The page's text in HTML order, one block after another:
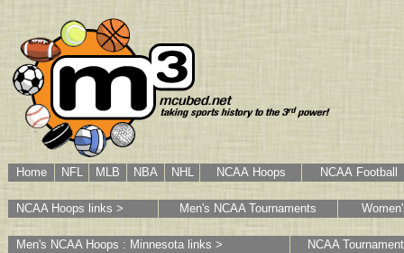
Home NFL MLB NBA NHL NCAA Hoops NCAA Football
NCAA Hoops links > Men's NCAA Tournaments
Men's NCAA Hoops : Minnesota links > NCAA